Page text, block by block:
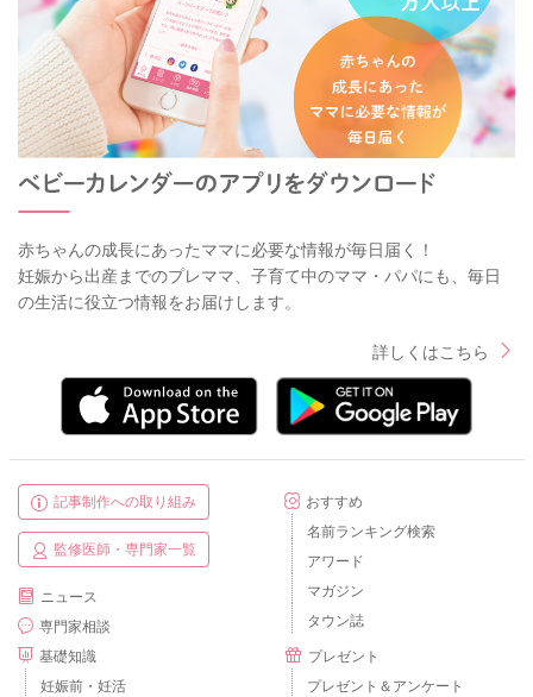
赤ちゃんの成長にあったママに必要な情報が毎日届く！
妊娠から出産までのプレママ、子育て中のママ・パパにも、毎日
の生活に役立つ情報をお届けします。
詳しくはこちら
記事制作への取り組み
監修医師・専門家一覧
ニュース
専門家相談
基礎知識
妊娠前・妊活
おすすめ
名前ランキング検索
アワード
マガジン
タウン誌
プレゼント
プレゼント＆アンケート